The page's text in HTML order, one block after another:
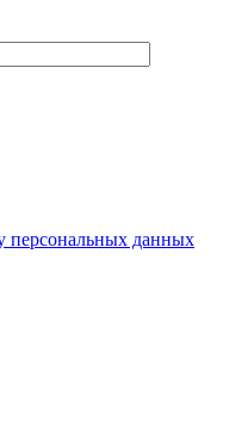
персональных данных